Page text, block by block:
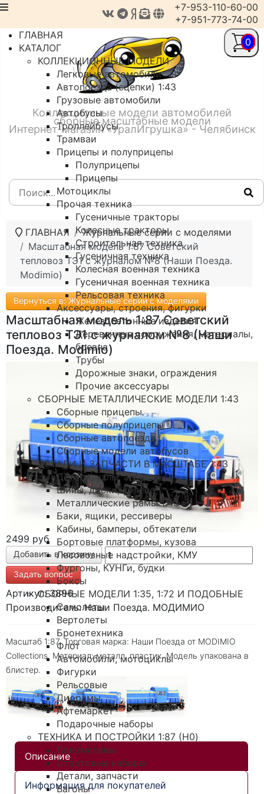
Коллекционные модели автомобилей
сборные масштабные модели
Интернет-магазин «УралИгрушка» - Челябинск
+7-953-110-60-00
+7-951-773-74-00
ГЛАВНАЯ
КАТАЛОГ
КОЛЛЕКЦИОННЫЕ МОДЕЛИ
Легковые автомобили
Автопоезда (сцепки) 1:43
Грузовые автомобили
Автобусы
Троллейбусы
Трамваи
Прицепы и полуприцепы
Полуприцепы
Прицепы
Мотоциклы
Прочая техника
Гусеничные тракторы
Колесные тракторы
Строительная техника
Гусеничная техника
Колесная военная техника
Гусеничная военная техника
Рельсовая техника
Аксессуары, строения, фигурки
Железобетонные изделия
Деревянные сооружения, материалы,
бревна
Трубы
Дорожные знаки, ограждения
Прочие аксессуары
СБОРНЫЕ МЕТАЛЛИЧЕСКИЕ МОДЕЛИ 1:43
Сборные прицепы
Сборные полуприцепы
Сборные автопоезда
Сборные модели автобусов
ДЕТАЛИ И ЗАПЧАСТИ В МАСШТАБЕ 1:43
Детали, узлы, агрегаты
Шины, диски, колеса
Металлические рамы 1:43
Баки, ящики, рессиверы
Кабины, бамперы, обтекатели
Бортовые платформы, кузова
Лесовозные надстройки, КМУ
Фургоны, КУНГи, будки
Боксы
СБОРНЫЕ МОДЕЛИ 1:35, 1:72 И ПОДОБНЫЕ
Самолеты
Вертолеты
Бронетехника
Флот
Автомобили, мотоциклы
Фигурки
Рельсовые
Диорамы
Афтемаркет
Подарочные наборы
ТЕХНИКА И ПОСТРОЙКИ 1:87 (H0)
Локомотивы
Стартовые наборы
Детали, запчасти
Вагоны
ГЛАВНАЯ
Журнальные серии с моделями
Масштабная модель 1:87 Советский
тепловоз ТЭ1 с журналом №8 (Наши Поезда.
Modimio)
Вернуться в: Журнальные серии с моделями
Масштабная модель 1:87 Советский
тепловоз ТЭ1 с журналом №8 (Наши
Поезда. Modimio)
2499 руб
Задать вопрос
Артикул: 3896
Производитель: Наши Поезда. МОДИМИО
Масштаб 1:87. Торговая марка: Наши Поезда от MODIMIO
Collections. Материал: металл, пластик. Модель упакована в
блистер.
Описание
Информация для покупателей
0